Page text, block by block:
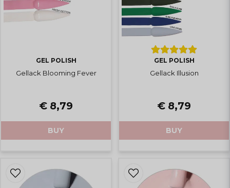
GEL POLISH
Gellack Blooming Fever
€ 8,79
BUY
GEL POLISH
Gellack Illusion
€ 8,79
BUY